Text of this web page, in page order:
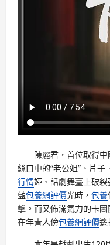
陳麗君，首位取得
絲口中的“老公姐”、片子
行情婭、話劇舞臺上破
藍包養網評價光時， 包養
擊。而又佈滿氣力的卡
在年青人傍包養網評價邊